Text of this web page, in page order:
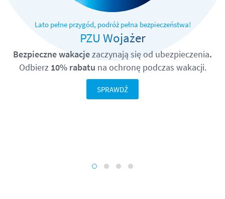
Lato pełne przygód, podróż pełna bezpieczeństwa!
PZU Wojażer
Bezpieczne wakacjezaczynają się od ubezpieczenia.
Odbierz 10% rabatu na ochronę podczas wakacji.
SPRAWDŹ